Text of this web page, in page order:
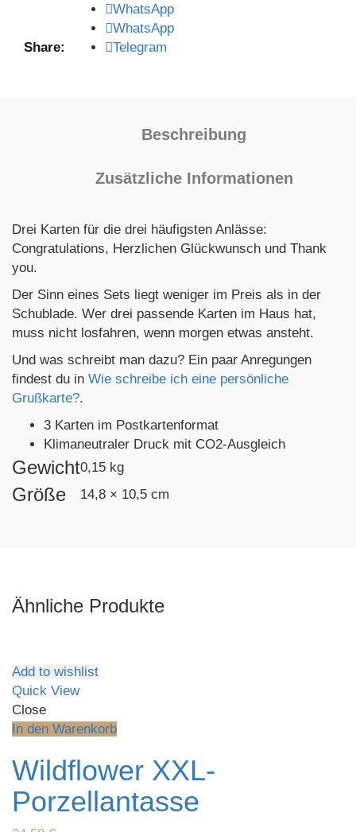
Share
WhatsApp
WhatsApp
Telegram
Beschreibung
Zusätzliche Informationen
Drei Karten für die drei häufigsten Anlässe:
Congratulations, Herzlichen Glückwunsch und Thank
you.
Der Sinn eines Sets liegt weniger im Preis als in der
Schublade. Wer drei passende Karten im Haus hat,
muss nicht losfahren, wenn morgen etwas ansteht.
Und was schreibt man dazu? Ein paar Anregungen
findest du in Wie schreibe ich eine persönliche
Grußkarte?.
3 Karten im Postkartenformat
Klimaneutraler Druck mit CO2-Ausgleich
Gewicht0,15 kg
Größe 14,8 × 10,5 cm
Ähnliche Produkte
Add to wishlist
Quick View
Close
In den Warenkorb
Wildflower XXL-
Porzellantasse